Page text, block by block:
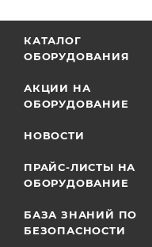
КАТАЛОГ
ОБОРУДОВАНИЯ
АКЦИИ НА
ОБОРУДОВАНИЕ
НОВОСТИ
ПРАЙС-ЛИСТЫ НА
ОБОРУДОВАНИЕ
БАЗА ЗНАНИЙ ПО
БЕЗОПАСНОСТИ